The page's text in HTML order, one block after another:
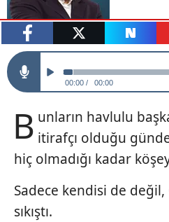
paylaş tweetle paylaş
00:00 00:00
B unların havlulu
itirafçı olduğu
hiç olmadığı kadar
Sadece kendisi de
sıkıştı.